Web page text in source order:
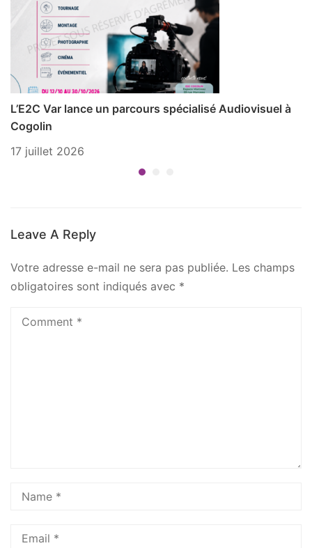
L’E2C Var lance un parcours spécialisé Audiovisuel à
Cogolin
17 juillet 2026
Leave A Reply
Votre adresse e-mail ne sera pas publiée. Les champs
obligatoires sont indiqués avec *